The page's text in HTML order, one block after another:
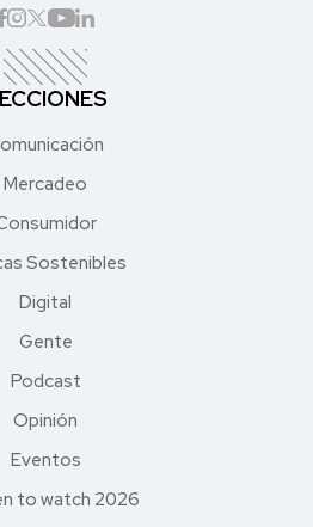
Mercadeo
Sostenibles
Digital
Gente
Podcast
Opinión
Eventos
to watch 2026